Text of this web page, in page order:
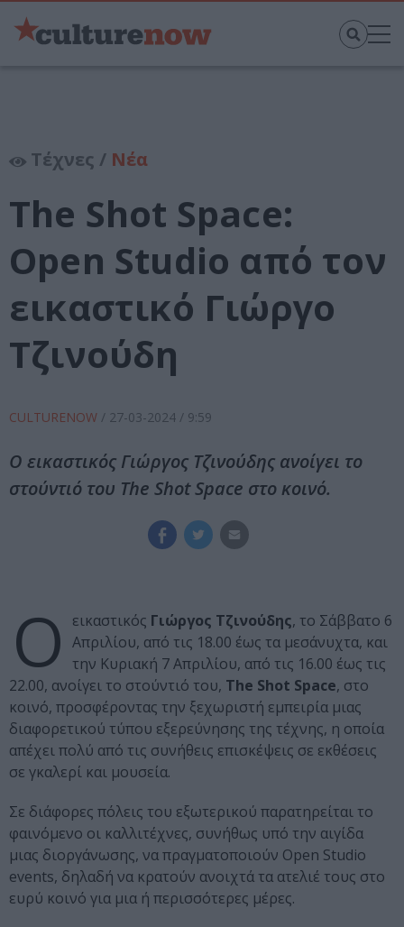
Τέχνες / Νέα
The Shot Space:
Open Studio από τον
εικαστικό Γιώργο
Τζινούδη
CULTURENOW / 27-03-2024 / 9:59
Ο εικαστικός Γιώργος Τζινούδης ανοίγει το
στούντιό του The Shot Space στο κοινό.
Ο εικαστικός Γιώργος Τζινούδης, το Σάββατο 6
Απριλίου, από τις 18.00 έως τα μεσάνυχτα, και
την Κυριακή 7 Απριλίου, από τις 16.00 έως τις
22.00, ανοίγει το στούντιό του, The Shot Space, στο
κοινό, προσφέροντας την ξεχωριστή εμπειρία μιας
διαφορετικού τύπου εξερεύνησης της τέχνης, η οποία
απέχει πολύ από τις συνήθεις επισκέψεις σε εκθέσεις
σε γκαλερί και μουσεία.
Σε διάφορες πόλεις του εξωτερικού παρατηρείται το
φαινόμενο οι καλλιτέχνες, συνήθως υπό την αιγίδα
μιας διοργάνωσης, να πραγματοποιούν Open Studio
events, δηλαδή να κρατούν ανοιχτά τα ατελιέ τους στο
ευρύ κοινό για μια ή περισσότερες μέρες.